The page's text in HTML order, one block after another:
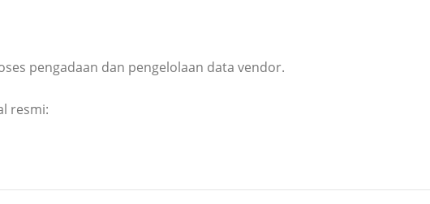
pengadaan dan pengelolaan data vendor.
resmi: